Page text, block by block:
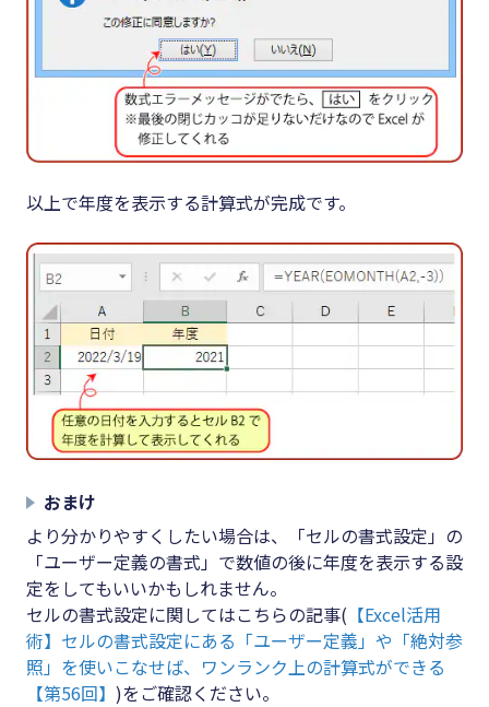
以上で年度を表示する計算式が完成です。
おまけ
より分かりやすくしたい場合は、「セルの書式設定」の
「ユーザー定義の書式」で数値の後に年度を表示する設
定をしてもいいかもしれません。
セルの書式設定に関してはこちらの記事( 【Excel活用
術】セルの書式設定にある「ユーザー定義」や「絶対参
照」を使いこなせば、ワンランク上の計算式ができる
【第56回】 )をご確認ください。